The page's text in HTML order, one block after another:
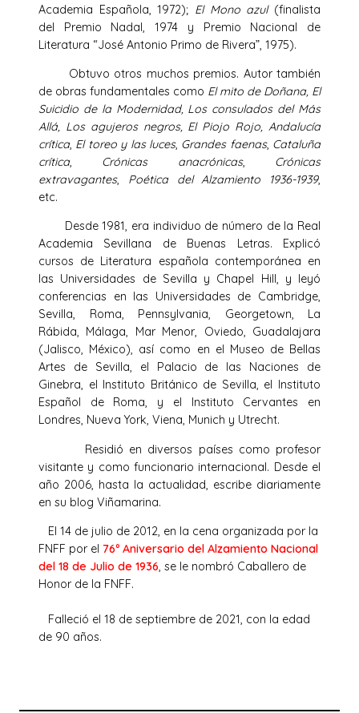
Academia Española, 1972); El Mono azul(finalista
del Premio Nadal, 1974 y Premio Nacional de
Literatura “José Antonio Primo de Rivera”, 1975).
Obtuvo otros muchos premios. Autor también
de obras fundamentales como El mito de Doñana, El
Suicidio de la Modernidad, Los consulados del Más
Allá, Los agujeros negros, El Piojo Rojo, Andalucía
crítica, El toreo y las luces, Grandes faenas, Cataluña
crítica, Crónicas anacrónicas, Crónicas
extravagantes, Poética del Alzamiento 1936-1939,
etc.
Desde 1981, era individuo de número de la Real
Academia Sevillana de Buenas Letras. Explicó
cursos de Literatura española contemporánea en
las Universidades de Sevilla y Chapel Hill, y leyó
conferencias en las Universidades de Cambridge,
Sevilla, Roma, Pennsylvania, Georgetown, La
Rábida, Málaga, Mar Menor, Oviedo, Guadalajara
(Jalisco, México), así como en el Museo de Bellas
Artes de Sevilla, el Palacio de las Naciones de
Ginebra, el Instituto Británico de Sevilla, el Instituto
Español de Roma, y el Instituto Cervantes en
Londres, Nueva York, Viena, Munich y Utrecht.
Residió en diversos países como profesor
visitante y como funcionario internacional. Desde el
año 2006, hasta la actualidad, escribe diariamente
en su blog Viñamarina.
El 14 de julio de 2012, en la cena organizada por la
FNFF por el 76º Aniversario del Alzamiento Nacional
del 18 de Julio de 1936, se le nombró Caballero de
Honor de la FNFF.
Falleció el 18 de septiembre de 2021, con la edad
de 90 años.